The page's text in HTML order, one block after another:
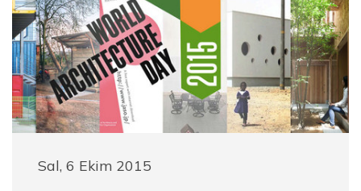
Sal, 6 Ekim 2015